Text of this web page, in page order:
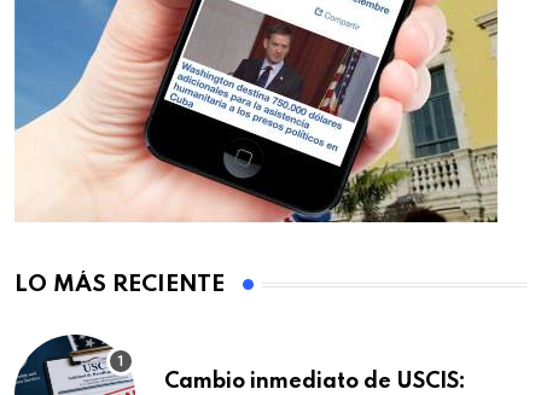
LO MÁS RECIENTE
Cambio inmediato de USCIS: